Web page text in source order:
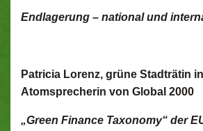
Endlagerung – national und
Patricia Lorenz, grüne Stadträtin
Atomsprecherin von Global 2000
„Green Finance Taxonomy“ der